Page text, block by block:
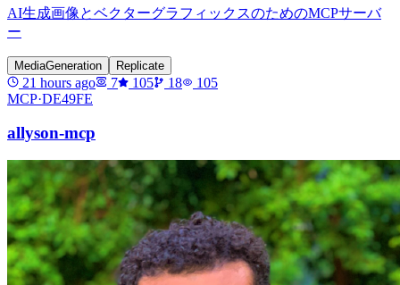
AI生成画像とベクターグラフィックスのためのMCPサーバ
ー
MediaGeneration Replicate
21 hours ago 7 105 18
105
MCP·DE49FE
allyson-mcp